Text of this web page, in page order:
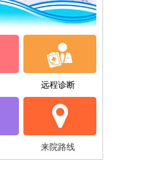
远程诊断
来院路线